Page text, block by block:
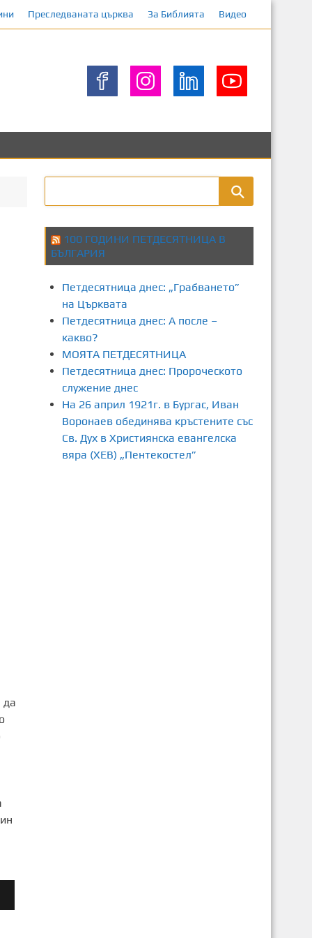
Преследваната църква За Библията Видео
да
100 ГОДИНИ ПЕТДЕСЯТНИЦА В
БЪЛГАРИЯ
Петдесятница днес: „Грабването”
на Църквата
Петдесятница днес: А после –
какво?
МОЯТА ПЕТДЕСЯТНИЦА
Петдесятница днес: Пророческото
служение днес
На 26 април 1921г. в Бургас, Иван
Воронаев обединява кръстените със
Св. Дух в Християнска евангелска
вяра (ХЕВ) „Пентекостел”